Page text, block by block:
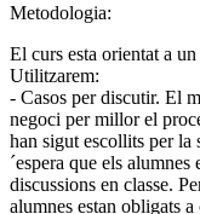
Metodologia:
El curs esta orientat a
Utilitzarem:
- Casos per discutir. El
negoci per millor el
han sigut escollits per la
´espera que els
discussions en classe.
alumnes estan obligats